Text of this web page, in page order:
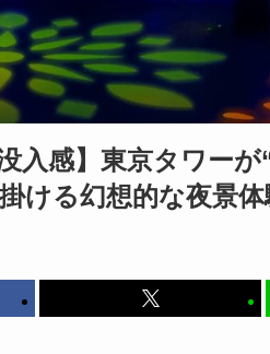
没入感】東京タワー
ける幻想的な夜景体